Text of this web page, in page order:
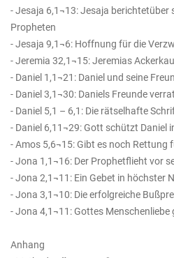
- Jesaja 6,1¬13: Jesaja berichtetüber
Propheten
- Jesaja 9,1¬6: Hoffnung für die
- Jeremia 32,1¬15: Jeremias
- Daniel 1,1¬21: Daniel und seine
- Daniel 3,1¬30: Daniels Freunde
- Daniel 5,1 – 6,1: Die rätselhafte
- Daniel 6,11¬29: Gott schützt Daniel
- Amos 5,6¬15: Gibt es noch Rettung
- Jona 1,1¬16: Der Prophetflieht vor
- Jona 2,1¬11: Ein Gebet in höchster
- Jona 3,1¬10: Die erfolgreiche
- Jona 4,1¬11: Gottes Menschenliebe
Anhang